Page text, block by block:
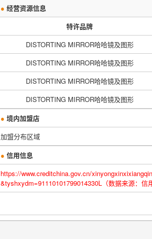
● 经营资源信息
特许品牌
DISTORTING MIRROR哈哈镜及图形
DISTORTING MIRROR哈哈镜及图形
DISTORTING MIRROR哈哈镜及图形
DISTORTING MIRROR哈哈镜及图形
● 境内加盟店
加盟分布区域
● 信用信息
https://www.creditchina.gov.cn/
&tyshxydm=91110101799014330L（数据来源：信